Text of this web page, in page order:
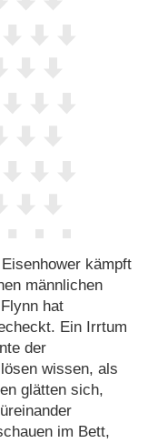
kämpft
männlichen
hat
Ein Irrtum
der
wissen, als
glätten sich,
im Bett,